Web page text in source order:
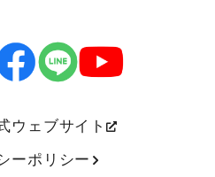
ウェブサイト
ーポリシー